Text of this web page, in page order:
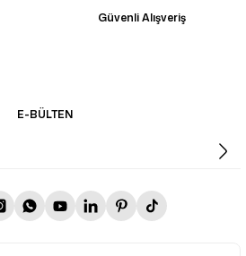
Güvenli Alışveriş
E-BÜLTEN